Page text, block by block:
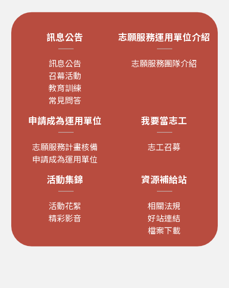
訊息公告
訊息公告
召幕活動
教育訓練
常見問答
志願服務運用單位介紹
志願服務團隊介紹
申請成為運用單位
志願服務計畫核備
申請成為運用單位
我要當志工
志工召募
活動集錦
活動花絮
精彩影音
資源補給站
相關法規
好站連結
檔案下載